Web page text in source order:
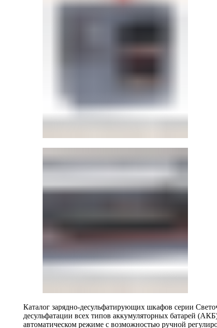
Каталог зарядно-десульфатирующих шкафов серии
десульфатации всех типов аккумуляторных батарей
автоматическом режиме с возможностью ручной